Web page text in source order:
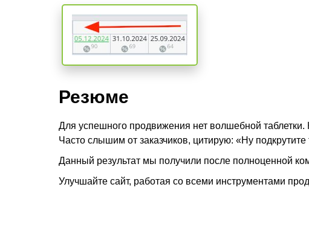
Резюме
Для успешного продвижения нет волшебной таблетки.
Часто слышим от заказчиков, цитирую: «Ну
Данный результат мы получили после полноценной
Улучшайте сайт, работая со всеми инструментами